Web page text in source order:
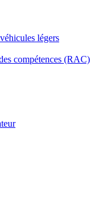
légers
compétences (RAC)